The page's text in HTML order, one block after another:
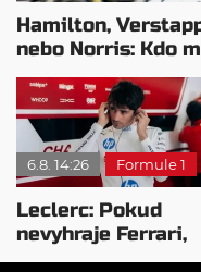
Hamilton,
nebo Norris: Kdo
nejvyšší plat?
6.8. 14:26 Formule 1
Leclerc: Pokud
nevyhraje Ferrari,
přeji titul